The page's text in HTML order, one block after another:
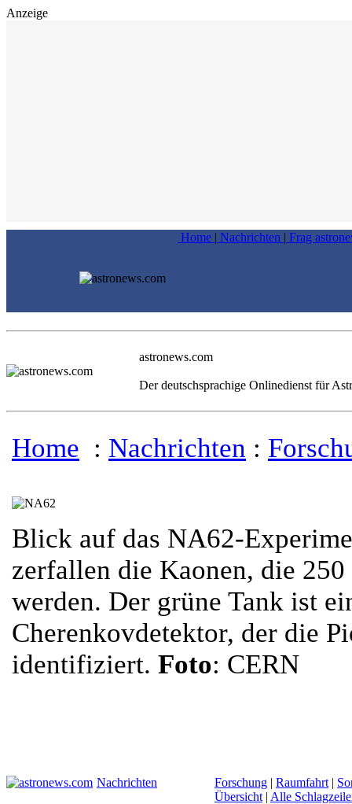
Anzeige
Home | Nachrichten | Frag
astronews.com
Der deutschsprachige Onlinedienst für
Home : Nachrichten :
Blick auf das NA62-
zerfallen die Kaonen, die
werden. Der grüne Tank ist
Cherenkovdetektor, der die
identifiziert. Foto: CERN
Nachrichten Forschung | Raumfahrt |
Übersicht | Alle